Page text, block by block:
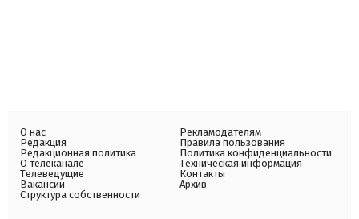
О нас
Редакция
Редакционная политика
О телеканале
Телеведущие
Вакансии
Структура собственности
Рекламодателям
Правила пользования
Политика конфиденциальности
Техническая информация
Контакты
Архив